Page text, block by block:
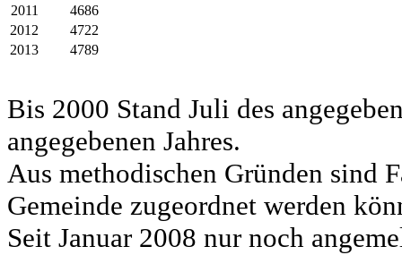
2011
4686
2012
4722
2013
4789
Bis 2000 Stand Juli des
angegebenen Jahres.
Aus methodischen Gründen sind
Gemeinde zugeordnet werden
Seit Januar 2008 nur noch